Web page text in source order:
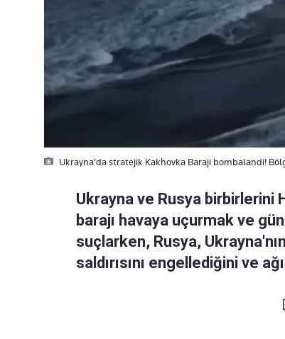
Ukrayna'da stratejik Kakhovka Baraji bombalandi!
Ukrayna ve Rusya
barajı havaya uçurmak ve
suçlarken, Rusya,
saldırısını engellediğini ve